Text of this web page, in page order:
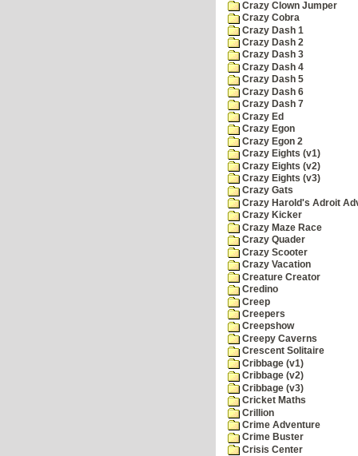
Crazy Clown Jumper
Crazy Cobra
Crazy Dash 1
Crazy Dash 2
Crazy Dash 3
Crazy Dash 4
Crazy Dash 5
Crazy Dash 6
Crazy Dash 7
Crazy Ed
Crazy Egon
Crazy Egon 2
Crazy Eights (v1)
Crazy Eights (v2)
Crazy Eights (v3)
Crazy Gats
Crazy Harold's Adroit
Crazy Kicker
Crazy Maze Race
Crazy Quader
Crazy Scooter
Crazy Vacation
Creature Creator
Credino
Creep
Creepers
Creepshow
Creepy Caverns
Crescent Solitaire
Cribbage (v1)
Cribbage (v2)
Cribbage (v3)
Cricket Maths
Crillion
Crime Adventure
Crime Buster
Crisis Center